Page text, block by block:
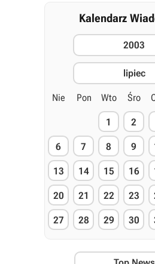
Kalendarz
2003
lipiec
Nie Pon Wto Śro
1 2
6 7 8 9
13 14 15 16
20 21 22 23
27 28 29 30